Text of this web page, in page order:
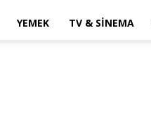
YEMEK TV & SINEMA